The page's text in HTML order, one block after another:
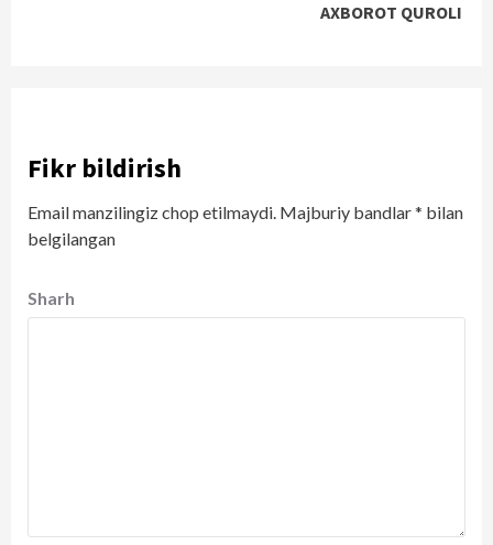
AXBOROT QUROLI
Fikr bildirish
Email manzilingiz chop etilmaydi. Majburiy bandlar* bilan
belgilangan
Sharh